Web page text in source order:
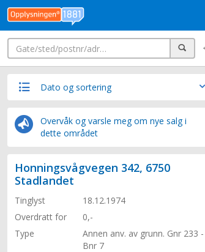
Søk
Dato og sortering
Overvåk og varsle meg om nye salg i
dette området
Honningsvågvegen 342, 6750
Stadlandet
Tinglyst
18.12.1974
Overdratt for
0,-
Type
Annen anv. av grunn. Gnr 233 -
Bnr 7